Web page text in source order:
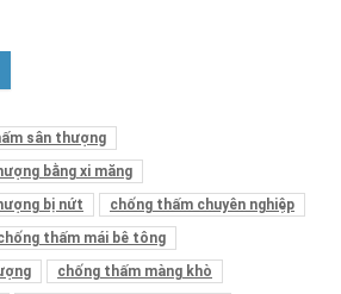
sân thượng
bằng xi măng
bị nứt
chống thấm chuyên nghiệp
thấm mái bê tông
chống thấm màng khò